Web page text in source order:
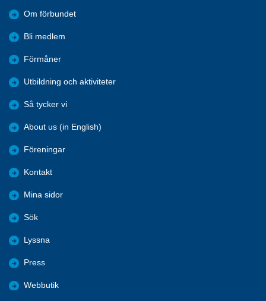
Om förbundet
Bli medlem
Förmåner
Utbildning och aktiviteter
Så tycker vi
About us (in English)
Föreningar
Kontakt
Mina sidor
Sök
Lyssna
Press
Webbutik